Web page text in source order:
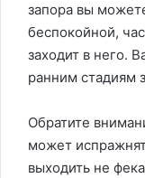
запора вы
беспокойной,
заходит в него.
ранним стадиям
Обратите
может
выходить не